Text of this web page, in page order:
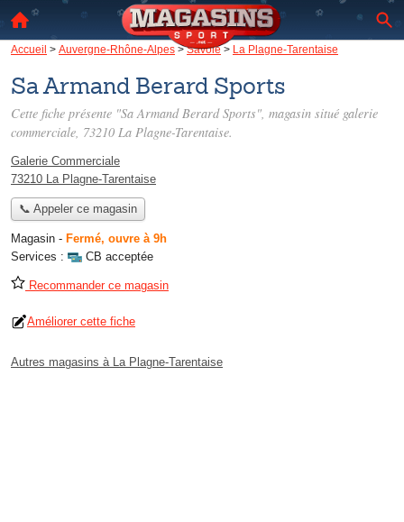
Accueil > Auvergne-Rhône-Alpes >Savoie> La Plagne-Tarentaise
Sa Armand Berard Sports
Cette fiche présente "Sa Armand Berard Sports", magasin situé galerie
commerciale, 73210 La Plagne-Tarentaise.
Galerie Commerciale
73210 La Plagne-Tarentaise
📞 Appeler ce magasin
Magasin - Fermé, ouvre à 9h
Services :
CB acceptée
Recommander ce magasin
Améliorer cette fiche
Autres magasins à La Plagne-Tarentaise